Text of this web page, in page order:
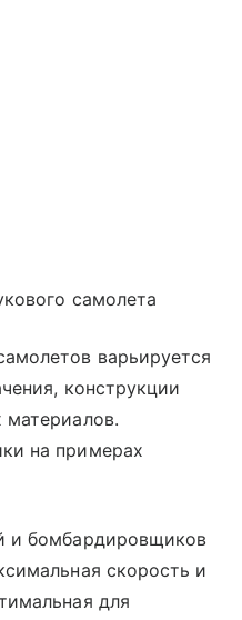
самолета
варьируется
конструкции
материалов.
на примерах
и бомбардировщиков
скорость и
для